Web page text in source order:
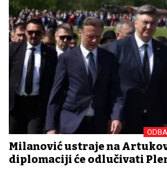
Milanović ustraje na
diplomaciji će odlučivati